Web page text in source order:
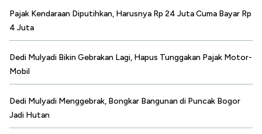
Pajak Kendaraan Diputihkan, Harusnya Rp 24 Juta Cuma Bayar Rp
4 Juta
Dedi Mulyadi Bikin Gebrakan Lagi, Hapus Tunggakan Pajak Motor-
Mobil
Dedi Mulyadi Menggebrak, Bongkar Bangunan di Puncak Bogor
Jadi Hutan